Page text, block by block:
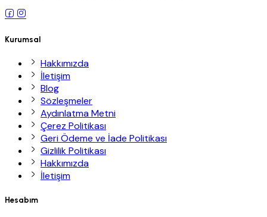
Kurumsal
Hakkımızda
İletişim
Blog
Sözleşmeler
Aydınlatma Metni
Çerez Politikası
Geri Ödeme ve İade Politikası
Gizlilik Politikası
Hakkımızda
İletişim
Hesabım